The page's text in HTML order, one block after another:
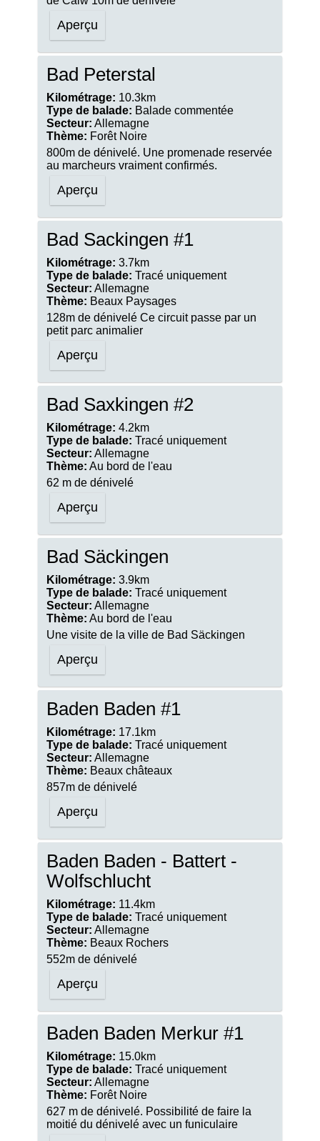
Aperçu
Bad Peterstal
Kilométrage: 10.3km
Type de balade: Balade commentée
Secteur: Allemagne
Thème: Forêt Noire
800m de dénivelé. Une promenade reservée
au marcheurs vraiment confirmés.
Aperçu
Bad Sackingen #1
Kilométrage: 3.7km
Type de balade: Tracé uniquement
Secteur: Allemagne
Thème: Beaux Paysages
128m de dénivelé Ce circuit passe par un
petit parc animalier
Aperçu
Bad Saxkingen #2
Kilométrage: 4.2km
Type de balade: Tracé uniquement
Secteur: Allemagne
Thème: Au bord de l'eau
62 m de dénivelé
Aperçu
Bad Säckingen
Kilométrage: 3.9km
Type de balade: Tracé uniquement
Secteur: Allemagne
Thème: Au bord de l'eau
Une visite de la ville de Bad Säckingen
Aperçu
Baden Baden #1
Kilométrage: 17.1km
Type de balade: Tracé uniquement
Secteur: Allemagne
Thème: Beaux châteaux
857m de dénivelé
Aperçu
Baden Baden - Battert -
Wolfschlucht
Kilométrage: 11.4km
Type de balade: Tracé uniquement
Secteur: Allemagne
Thème: Beaux Rochers
552m de dénivelé
Aperçu
Baden Baden Merkur #1
Kilométrage: 15.0km
Type de balade: Tracé uniquement
Secteur: Allemagne
Thème: Forêt Noire
627 m de dénivelé. Possibilité de faire la
moitié du dénivelé avec un funiculaire